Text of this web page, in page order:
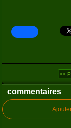
<<
commentaires